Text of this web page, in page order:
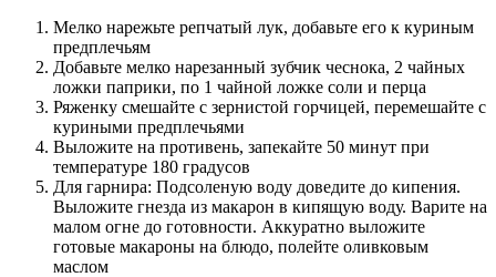
Мелко нарежьте репчатый лук, добавьте его к куриным
предплечьям
Добавьте мелко нарезанный зубчик чеснока, 2 чайных
ложки паприки, по 1 чайной ложке соли и перца
Ряженку смешайте с зернистой горчицей, перемешайте с
куриными предплечьями
Выложите на противень, запекайте 50 минут при
температуре 180 градусов
Для гарнира: Подсоленую воду доведите до кипения.
Выложите гнезда из макарон в кипящую воду. Варите на
малом огне до готовности. Аккуратно выложите
готовые макароны на блюдо, полейте оливковым
маслом